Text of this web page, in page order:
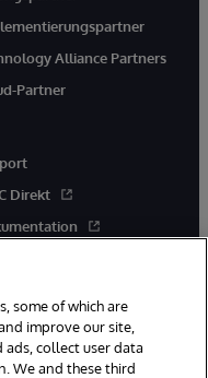
Alliance Partners
Partner
Direkt
some of which are
improve our site,
collect user data
We and these third